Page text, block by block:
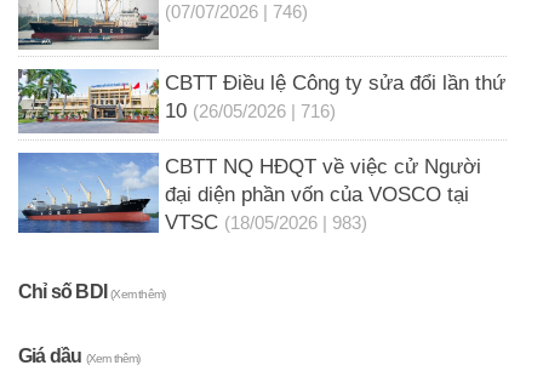
(07/07/2026 | 746)
CBTT Điều lệ Công ty sửa đổi lần thứ
10 (26/05/2026 | 716)
CBTT NQ HĐQT về việc cử Người
đại diện phần vốn của VOSCO tại
VTSC (18/05/2026 | 983)
Chỉ số BDI(Xem thêm)
Giá dầu (Xem thêm)